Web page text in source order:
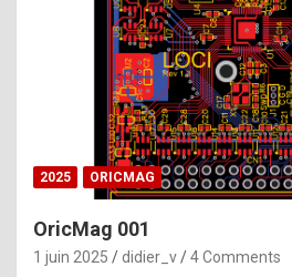
s
t
p
h
o
n
y
2025 ORICMAG
OricMag 001
1 juin 2025 didier_v 4 Comments